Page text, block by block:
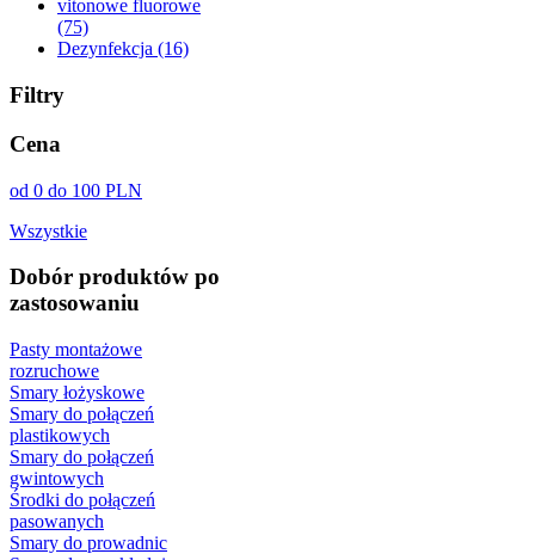
vitonowe fluorowe
(75)
Dezynfekcja (16)
Filtry
Cena
od 0 do 100 PLN
Wszystkie
Dobór produktów po
zastosowaniu
Pasty montażowe
rozruchowe
Smary łożyskowe
Smary do połączeń
plastikowych
Smary do połączeń
gwintowych
Środki do połączeń
pasowanych
Smary do prowadnic